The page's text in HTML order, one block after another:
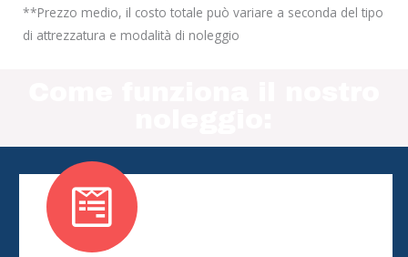
**Prezzo medio, il costo totale può variare a seconda del tipo
di attrezzatura e modalità di noleggio